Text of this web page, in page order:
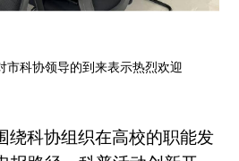
市科协领导的到来表示热烈欢迎
绕科协组织在高校的职能发